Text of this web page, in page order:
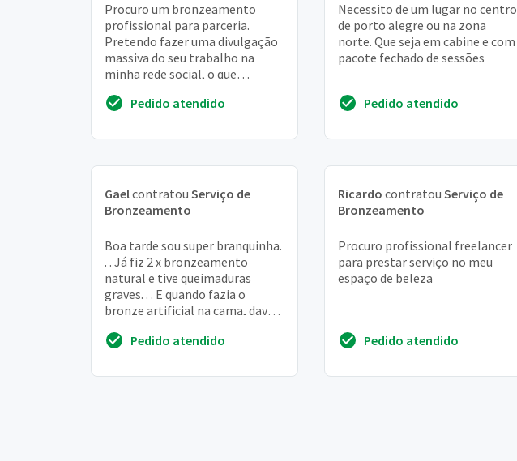
Procuro um bronzeamento
profissional para parceria.
Pretendo fazer uma divulgação
massiva do seu trabalho na
minha rede social, o que
para você. Tenho cert...
Pedido atendido
Necessito de um lugar no centro
de porto alegre ou na zona
norte. Que seja em cabine e com
pacote fechado de sessões
Pedido atendido
Gaelcontratou Serviço de
Bronzeamento
Boa tarde sou super branquinha.
. . Já fiz 2 x bronzeamento
natural e tive queimaduras
graves. . . E quando fazia o
bronze artificial na cama, dava
queimadura. . . ...
Pedido atendido
Ricardo contratou Serviço de
Bronzeamento
Procuro profissional freelancer
para prestar serviço no meu
espaço de beleza
Pedido atendido